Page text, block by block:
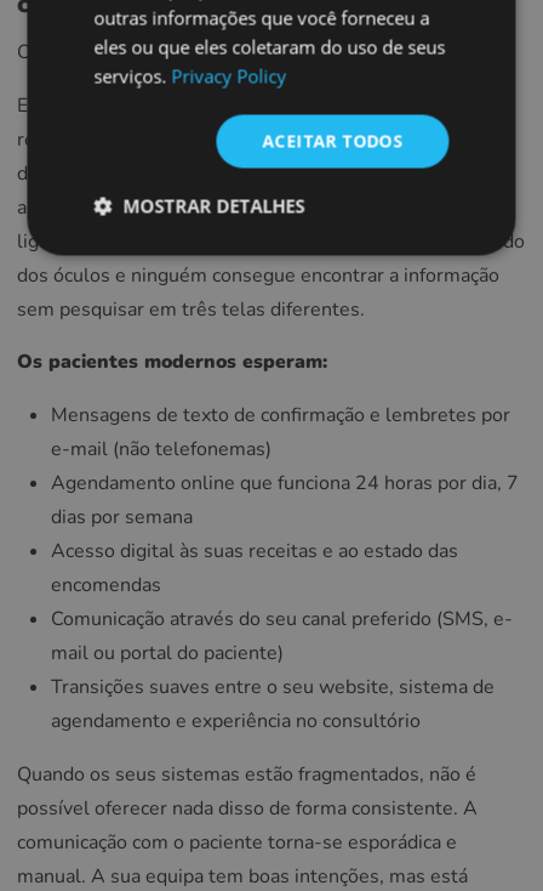
Os seus pacientes não veem «sistemas». Eles veem caos.
Eles chegam para a consulta e observam a equipa da
recepção a digitar manualmente informações que já
deveriam estar no sistema. Eles esperam 20 minutos
além do horário marcado, sem nenhuma explicação. Eles
ligam duas semanas depois para perguntar sobre o pedido
dos óculos e ninguém consegue encontrar a informação
sem pesquisar em três telas diferentes.
Os pacientes modernos esperam:
Mensagens de texto de confirmação e lembretes por
e-mail (não telefonemas)
Agendamento online que funciona 24 horas por dia, 7
dias por semana
Acesso digital às suas receitas e ao estado das
encomendas
Comunicação através do seu canal preferido (SMS, e-
mail ou portal do paciente)
Transições suaves entre o seu website, sistema de
agendamento e experiência no consultório
Quando os seus sistemas estão fragmentados, não é
possível oferecer nada disso de forma consistente. A
comunicação com o paciente torna-se esporádica e
manual. A sua equipa tem boas intenções, mas está
FRENCH
LITHUANIAN
ROMANIAN
SLOVENIAN
RUSSIAN
outras informações que você forneceu a
eles ou que eles coletaram do uso de seus
serviços. Privacy Policy
ACEITAR TODOS
MOSTRAR DETALHES